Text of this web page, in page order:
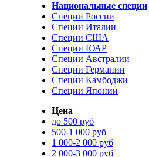
Национальные специи
Специи России
Специи Италии
Специи США
Специи ЮАР
Специи Австралии
Специи Германии
Специи Камбоджи
Специи Японии
Цена
до 500 руб
500-1 000 руб
1 000-2 000 руб
2 000-3 000 руб